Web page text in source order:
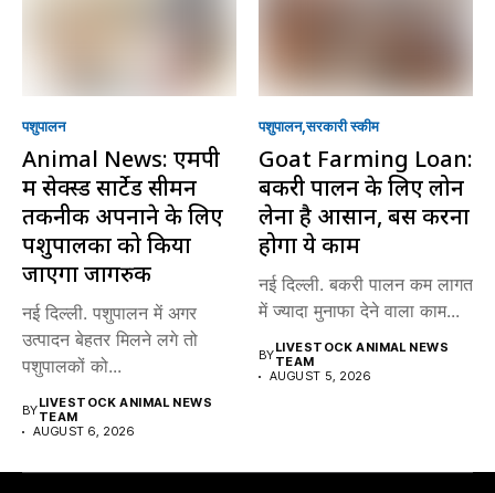
पशुपालन
Animal News: एमपी
में सेक्स्ड सार्टेड सीमन
तकनीक अपनाने के लिए
पशुपालकों को किया
जाएगा जागरुक
नई दिल्ली. पशुपालन में अगर
उत्पादन बेहतर मिलने लगे तो
पशुपालकों को...
BYLIVESTOCK ANIMAL NEWS
TEAM
AUGUST 6, 2026
पशुपालन सरकारी स्की‍म
Goat Farming Loan:
बकरी पालन के लिए लोन
लेना है आसान, बस करना
होगा ये काम
नई दिल्ली. बकरी पालन कम लागत
में ज्यादा मुनाफा देने वाला काम...
BYLIVESTOCK ANIMAL NEWS
TEAM
AUGUST 5, 2026